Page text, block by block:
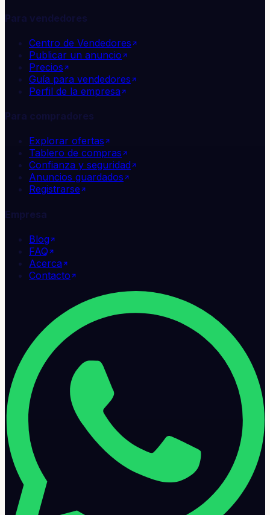
Para vendedores
Centro de Vendedores
Publicar un anuncio
Precios
Guía para vendedores
Perfil de la empresa
Para compradores
Explorar ofertas
Tablero de compras
Confianza y seguridad
Anuncios guardados
Registrarse
Empresa
Blog
FAQ
Acerca
Contacto